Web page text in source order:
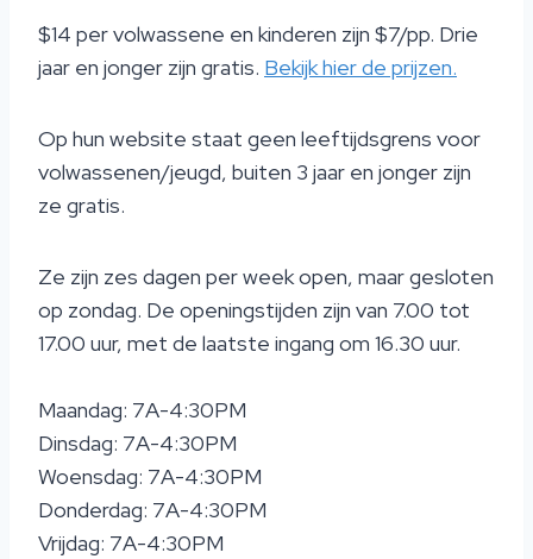
$14 per volwassene en kinderen zijn $7/pp. Drie
jaar en jonger zijn gratis. Bekijk hier de prijzen.
Op hun website staat geen leeftijdsgrens voor
volwassenen/jeugd, buiten 3 jaar en jonger zijn
ze gratis.
Ze zijn zes dagen per week open, maar gesloten
op zondag. De openingstijden zijn van 7.00 tot
17.00 uur, met de laatste ingang om 16.30 uur.
Maandag: 7A-4:30PM
Dinsdag: 7A-4:30PM
Woensdag: 7A-4:30PM
Donderdag: 7A-4:30PM
Vrijdag: 7A-4:30PM